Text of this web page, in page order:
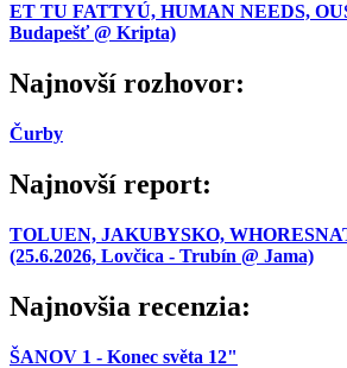
ET TU FATTYÚ, HUMAN NEEDS,
Budapešť @ Kripta)
Najnovší rozhovor:
Čurby
Najnovší report:
TOLUEN, JAKUBYSKO,
(25.6.2026, Lovčica - Trubín @ Jama)
Najnovšia recenzia:
ŠANOV 1 - Konec světa 12"